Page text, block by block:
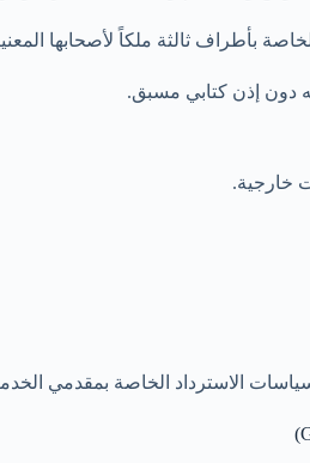
بأطراف ثالثة ملكاً لأصحابها
دون إذن كتابي مسبق.
خارجية.
الاسترداد الخاصة بمقدمي